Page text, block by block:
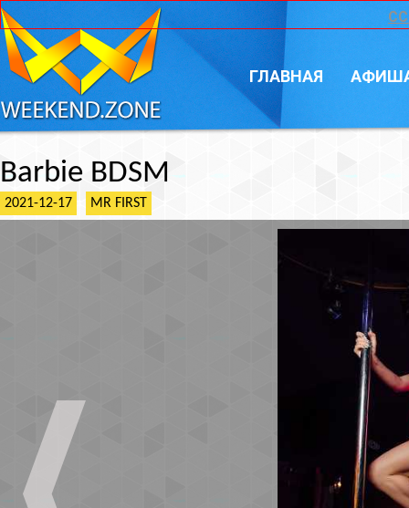
ГЛАВНАЯ
Barbie BDSM
2021-12-17 MR FIRST